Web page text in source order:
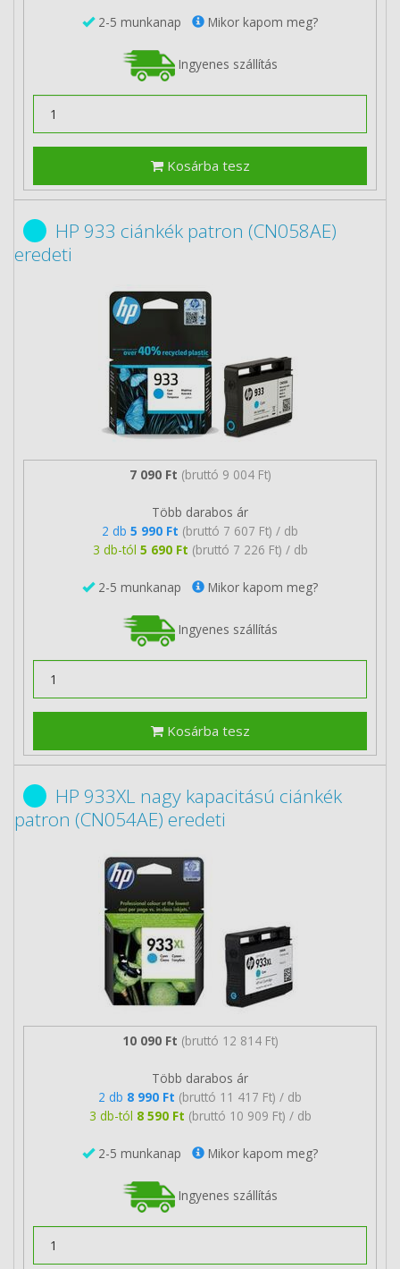
2-5 munkanap Mikor kapom meg?
Ingyenes szállítás
Kosárba tesz
HP 933 ciánkék patron (CN058AE)
eredeti
7 090 Ft (bruttó 9 004 Ft)
Több darabos ár
2 db 5 990 Ft (bruttó 7 607 Ft) / db
3 db-tól 5 690 Ft (bruttó 7 226 Ft) / db
2-5 munkanap Mikor kapom meg?
Ingyenes szállítás
Kosárba tesz
HP 933XL nagy kapacitású ciánkék
patron (CN054AE) eredeti
10 090 Ft (bruttó 12 814 Ft)
Több darabos ár
2 db 8 990 Ft (bruttó 11 417 Ft) / db
3 db-tól 8 590 Ft (bruttó 10 909 Ft) / db
2-5 munkanap Mikor kapom meg?
Ingyenes szállítás